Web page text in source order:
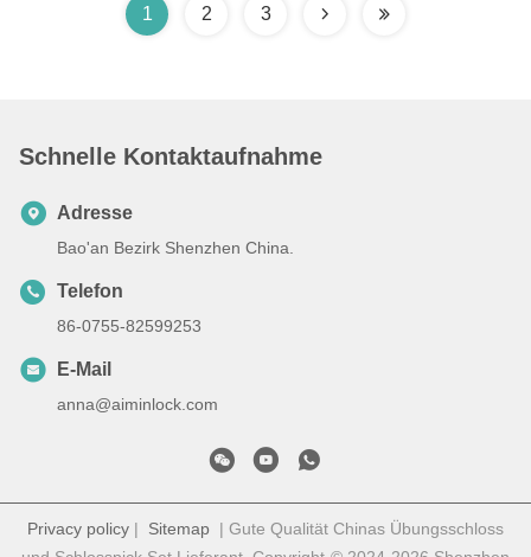
1 2 3
Schnelle Kontaktaufnahme
Adresse
Bao'an Bezirk Shenzhen China.
Telefon
86-0755-82599253
E-Mail
anna@aiminlock.com
Privacy policy | Sitemap | Gute Qualität Chinas Übungsschloss